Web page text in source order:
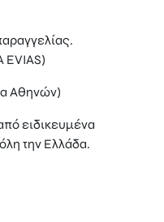
Αθηνών)
ειδικευμένα
την Ελλάδα.